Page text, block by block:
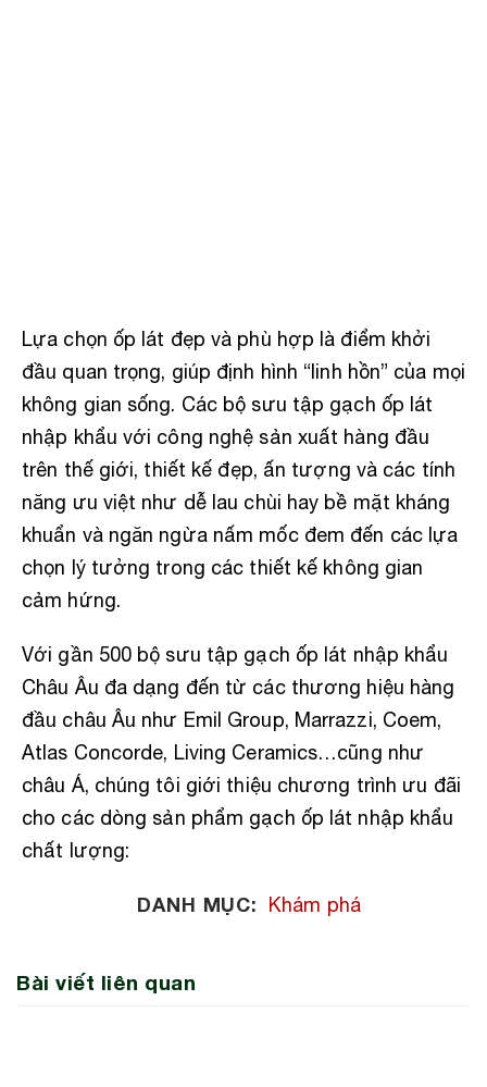
Lựa chọn ốp lát đẹp và phù hợp là điểm khởi
đầu quan trọng, giúp định hình “linh hồn” của mọi
không gian sống. Các bộ sưu tập gạch ốp lát
nhập khẩu với công nghệ sản xuất hàng đầu
trên thế giới, thiết kế đẹp, ấn tượng và các tính
năng ưu việt như dễ lau chùi hay bề mặt kháng
khuẩn và ngăn ngừa nấm mốc đem đến các lựa
chọn lý tưởng trong các thiết kế không gian
cảm hứng.
Với gần 500 bộ sưu tập gạch ốp lát nhập khẩu
Châu Âu đa dạng đến từ các thương hiệu hàng
đầu châu Âu như Emil Group, Marrazzi, Coem,
Atlas Concorde, Living Ceramics…cũng như
châu Á, chúng tôi giới thiệu chương trình ưu đãi
cho các dòng sản phẩm gạch ốp lát nhập khẩu
chất lượng:
DANH MỤC: Khám phá
Bài viết liên quan